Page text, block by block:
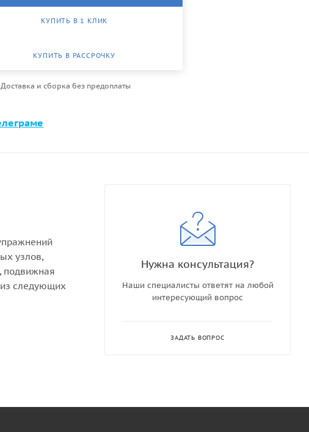
КУПИТЬ В 1 КЛИК
КУПИТЬ В РАССРОЧКУ
Доставка и сборка без предоплаты
узлов,
подвижная
следующих
Нужна консультация?
Наши специалисты ответят на любой
интересующий вопрос
ЗАДАТЬ ВОПРОС